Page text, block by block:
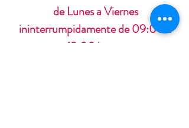
de Lunes a Viernes
ininterrumpidamente de 09:00 a
19:00 horas